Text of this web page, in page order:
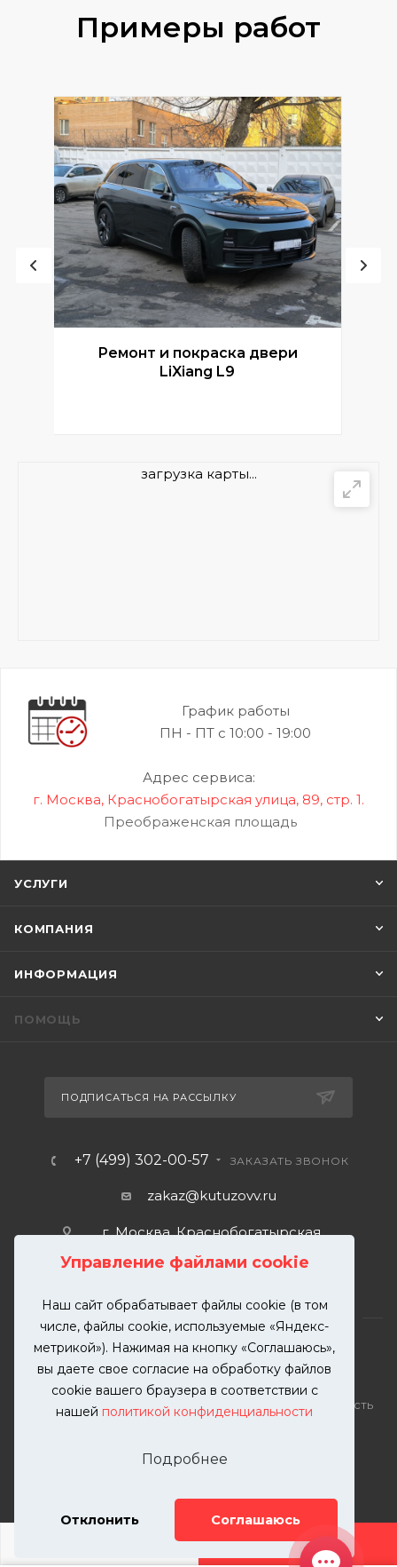
Управление файлами cookie
Наш сайт обрабатывает файлы cookie (в том
числе, файлы cookie, используемые «Яндекс-
метрикой»). Нажимая на кнопку «Соглашаюсь»,
вы даете свое согласие на обработку файлов
cookie вашего браузера в соответствии с
нашей политикой конфиденциальности
Подробнее
Отклонить Соглашаюсь
ДОБАВИТЬ УСЛУГУ
Примеры работ
Ремонт и покраска двери
LiXiang L9
загрузка карты...
График работы
ПН - ПТ с 10:00 - 19:00
Адрес сервиса:
г. Москва, Краснобогатырская улица, 89, стр. 1.
Преображенская площадь
УСЛУГИ
КОМПАНИЯ
ИНФОРМАЦИЯ
ПОМОЩЬ
ПОДПИСАТЬСЯ НА РАССЫЛКУ
+7 (499) 302-00-57 ЗАКАЗАТЬ ЗВОНОК
zakaz@kutuzovv.ru
г. Москва, Краснобогатырская
2026 © KUTUZOVV | Кузовной ремонт и покраска
автомобилей. Вся информация на сайте – собственность
разрешения запрещена. Все права защищены.
Телефон: 8(499)-302-00-57